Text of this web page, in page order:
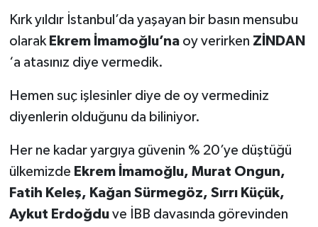
Kırk yıldır İstanbul’da yaşayan bir basın mensubu
olarak Ekrem İmamoğlu’naoy verirken ZİNDAN
‘a atasınız diye vermedik.
Hemen suç işlesinler diye de oy vermediniz
diyenlerin olduğunu da biliniyor.
Her ne kadar yargıya güvenin % 20’ye düştüğü
ülkemizde Ekrem İmamoğlu, Murat Ongun,
Fatih Keleş, Kağan Sürmegöz, Sırrı Küçük,
Aykut Erdoğduve İBB davasında görevinden